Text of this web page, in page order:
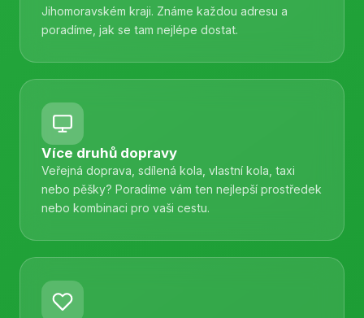
Jihomoravském kraji. Známe každou adresu a
poradíme, jak se tam nejlépe dostat.
Více druhů dopravy
Veřejná doprava, sdílená kola, vlastní kola, taxi
nebo pěšky? Poradíme vám ten nejlepší prostředek
nebo kombinaci pro vaši cestu.